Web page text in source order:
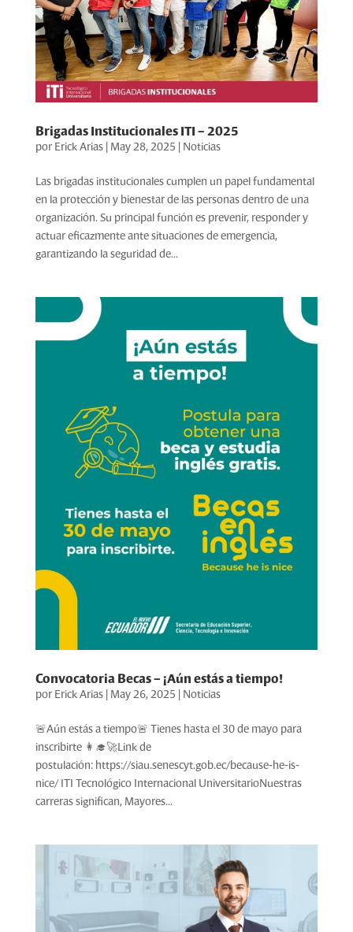
Brigadas Institucionales ITI – 2025
por Erick Arias| May 28, 2025 Noticias
Las brigadas institucionales cumplen un papel fundamental
en la protección y bienestar de las personas dentro de una
organización. Su principal función es prevenir, responder y
actuar eficazmente ante situaciones de emergencia,
garantizando la seguridad de...
Convocatoria Becas – ¡Aún estás a tiempo!
por Erick Arias| May 26, 2025 Noticias
🚨Aún estás a tiempo🚨 Tienes hasta el 30 de mayo para
inscribirte 👩‍🎓🚀Link de
postulación: https://siau.senescyt.gob.ec/because-he-is-
nice/ ITI Tecnológico Internacional UniversitarioNuestras
carreras significan, Mayores...